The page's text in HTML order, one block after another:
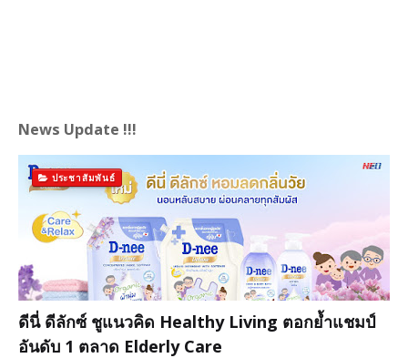
News Update !!!
ประชาสัมพันธ์
ดีนี่ ดีลักซ์ ชูแนวคิด Healthy Living ตอกย้ำแชมป์
อันดับ 1 ตลาด Elderly Care